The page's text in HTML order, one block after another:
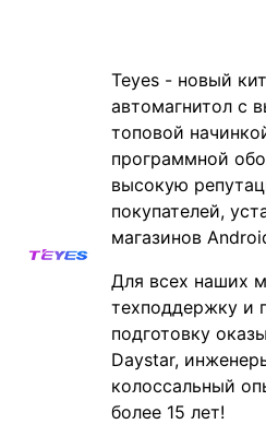
Teyes - новый
автомагнитол с
топовой
программной
высокую
покупателей,
магазинов
Для всех наших
техподдержку и
подготовку
Daystar,
колоссальный
более 15 лет!